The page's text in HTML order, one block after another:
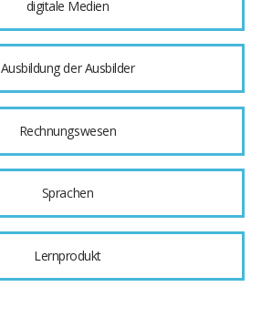
digitale Medien
Ausbildung der Ausbilder
Rechnungswesen
Sprachen
Lernprodukt